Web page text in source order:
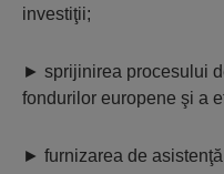
investiţii;
► sprijinirea procesului
fondurilor europene şi a
► furnizarea de